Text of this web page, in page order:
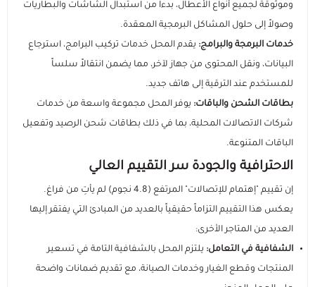
وموثوقة لجميع أنواع الأعطال، بدءاً من استبدال الشاشات والبطاريات
وصولاً إلى حلول المشاكل البرمجية المعقدة.
خدمات البرمجة والبرامج:يقدم المحل خدمات تركيب البرامج، استرجاع
البيانات، ونقل المحتوى من جهاز لآخر، مما يضمن انتقالاً سلساً
للمستخدم عند الترقية إلى هاتف جديد.
بطاقات الشحن والباقات:يوفر المحل مجموعة واسعة من خدمات
شركات الاتصالات المحلية، بما في ذلك بطاقات شحن الرصيد وتفعيل
الباقات المتنوعة.
الاحترافية والجودة سر التقييم العالي
إن تقييم "إهتمام للإتصالات" المرتفع (4.8 نجوم) لم يأتِ من فراغ.
يعكس هذا التقييم التزاماً حقيقياً بالعديد من المبادئ التي يفتقر إليها
العديد من المتاجر الأخرى:
الشفافية في التعامل:يلتزم المحل بالشفافية التامة في تسعير
المنتجات وقطع الغيار وخدمات الصيانة، مع تقديم ضمانات واضحة